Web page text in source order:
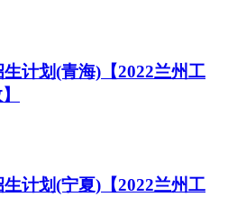
计划(青海)【2022兰州工
计划(宁夏)【2022兰州工